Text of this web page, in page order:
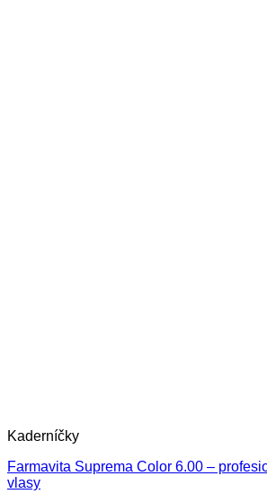
Kaderníčky
Farmavita Suprema Color 6.00 –
vlasy